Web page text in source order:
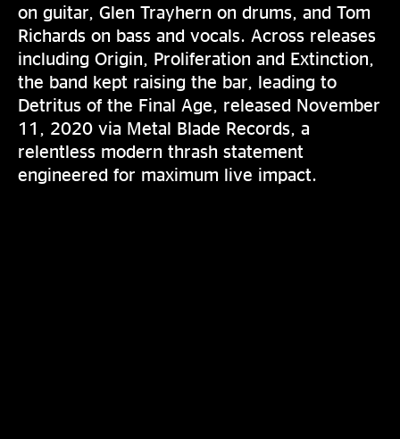
on guitar, Glen Trayhern on drums, and Tom
Richards on bass and vocals. Across releases
including Origin, Proliferation and Extinction,
the band kept raising the bar, leading to
Detritus of the Final Age, released November
11, 2020 via Metal Blade Records, a
relentless modern thrash statement
engineered for maximum live impact.